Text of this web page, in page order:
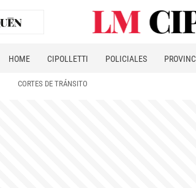
HOME CIPOLLETTI POLICIALES
CORTES DE TRÁNSITO